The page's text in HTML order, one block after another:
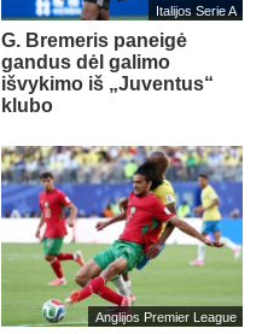
Italijos Serie A
G. Bremeris paneigė
gandus dėl galimo
išvykimo iš „Juventus“
klubo
Anglijos Premier League